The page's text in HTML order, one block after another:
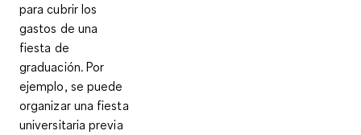
para cubrir los
gastos de una
fiesta de
graduación. Por
ejemplo, se puede
organizar una fiesta
universitaria previa